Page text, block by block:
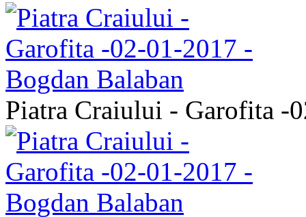
Piatra Craiului - Garofita -